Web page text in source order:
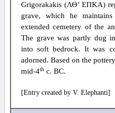
Grigorakakis (ΛΘ’ ΕΠΚΑ)
grave, which he
extended cemetery of the
The grave was partly dug
into soft bedrock. It was
adorned. Based on the
mid-4th c. BC.
[Entry created by V. Elephanti]